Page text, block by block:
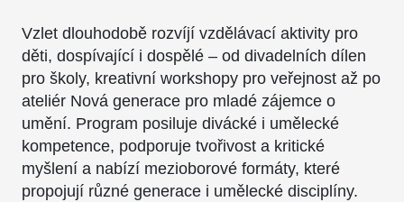
Vzlet dlouhodobě rozvíjí vzdělávací aktivity pro
děti, dospívající i dospělé – od divadelních dílen
pro školy, kreativní workshopy pro veřejnost až po
ateliér Nová generace pro mladé zájemce o
umění. Program posiluje divácké i umělecké
kompetence, podporuje tvořivost a kritické
myšlení a nabízí mezioborové formáty, které
propojují různé generace i umělecké disciplíny.